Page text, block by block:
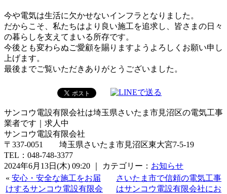
今や電気は生活に欠かせないインフラとなりました。
だからこそ、私たちはより良い施工を追求し、皆さまの日々
の暮らしを支えてまいる所存です。
今後とも変わらぬご愛顧を賜りますようよろしくお願い申し
上げます。
最後までご覧いただきありがとうございました。
サンコウ電設有限会社は埼玉県さいたま市見沼区の電気工事
業者です｜求人中
サンコウ電設有限会社
〒337-0051 埼玉県さいたま市見沼区東大宮7-5-19
TEL：048-748-3377
2024年6月13日(木) 09:20 ｜ カテゴリー： お知らせ
« 安心・安全な施工をお届
けするサンコウ電設有限会
さいたま市で信頼の電気工事
はサンコウ電設有限会社にお